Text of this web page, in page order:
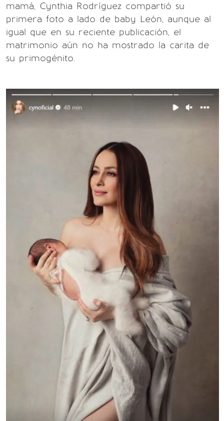
mamá, Cynthia Rodríguez compartió su
primera foto a lado de baby León, aunque al
igual que en su reciente publicación, el
matrimonio aún no ha mostrado la carita de
su primogénito.